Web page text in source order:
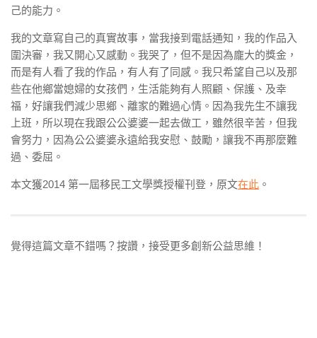
己的能力。
我的文章寫自己的真實故事，當我接到電話通知，我的作品入
圍決審，我又開心又感動。我哭了，但不是因為龐大的獎金，
而是有人看了我的作品，有人有了同感。我只希望自己以及那
些在他鄉當媳婦的女孩們，生活能夠有人照顧、保護、及幸
福，好讓我們減少思鄉、離家的難過心情。因為我先生不讓我
上班，所以現在我跟公公婆婆一起去做工，雖然很辛苦，但我
會努力，因為公公婆婆永遠給我安慰、鼓勵，讓我不再那麼難
過、委屈。
本文獲2014 第一屆移民工文學獎授權刊登，原文在此 。
覺得這篇文章不錯嗎？按讚，接受更多創新公益思維！